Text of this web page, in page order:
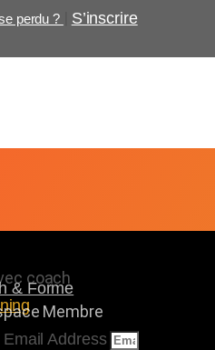
perdu ? S’inscrire
Membre
Address